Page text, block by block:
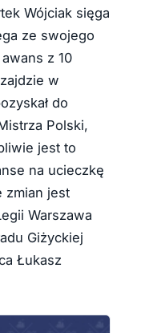
Wójciak sięga
ze swojego
z 10
w
do
Polski,
jest to
na ucieczkę
zmian jest
Warszawa
Giżyckiej
Łukasz